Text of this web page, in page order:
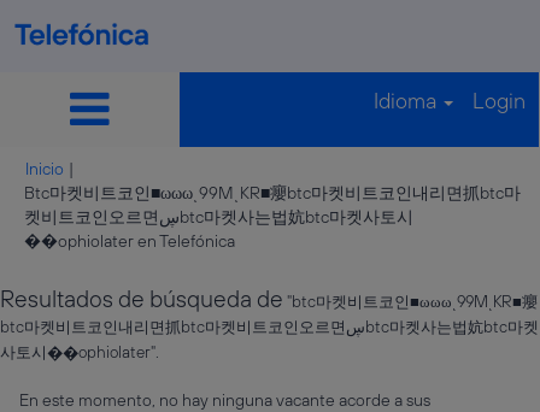
Idioma Login
Inicio |
Btc마켓비트코인■ωωωͺ99MͺKR■癭btc마켓비트코인내리면抓btc마
켓비트코인오르면ڛbtc마켓사는법妔btc마켓사토시
��ophiolater en Telefónica(página
Resultados de búsqueda de "btc마켓비트코인■ωωωͺ99MͺKR■癭
btc마켓비트코인내리면抓btc마켓비트코인오르면ڛbtc마켓사는법妔btc마켓
사토시��ophiolater".
En este momento, no hay ninguna vacante acorde a sus